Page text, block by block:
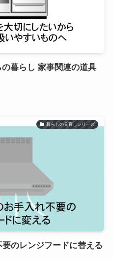
暮らし 家事関連の道具
暮らしの見直しシリーズ
のレンジフードに替える